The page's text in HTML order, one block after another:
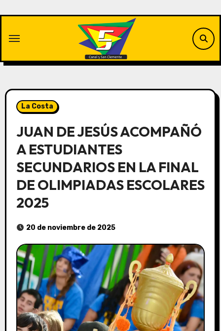
contenido
La Costa
JUAN DE JESÚS ACOMPAÑÓ
A ESTUDIANTES
SECUNDARIOS EN LA FINAL
DE OLIMPIADAS ESCOLARES
2025
20 de noviembre de 2025